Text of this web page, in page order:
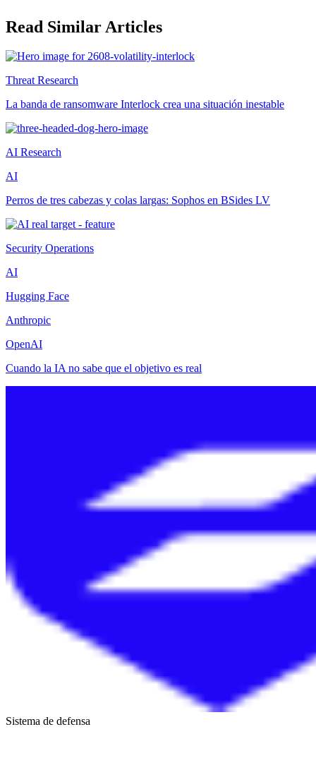
Read Similar Articles
Threat Research
La banda de ransomware Interlock crea una situación inestable
AI Research
AI
Perros de tres cabezas y colas largas: Sophos en BSides LV
Security Operations
AI
Hugging Face
Anthropic
OpenAI
Cuando la IA no sabe que el objetivo es real
Sistema de defensa